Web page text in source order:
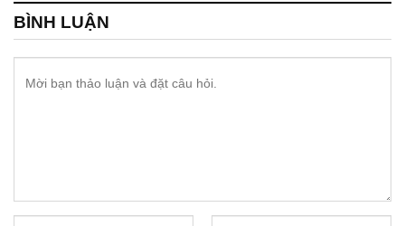
BÌNH LUẬN